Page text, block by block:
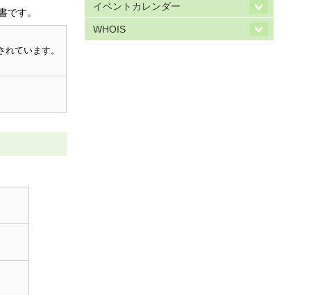
す。
ています。
イベントカレンダー
WHOIS